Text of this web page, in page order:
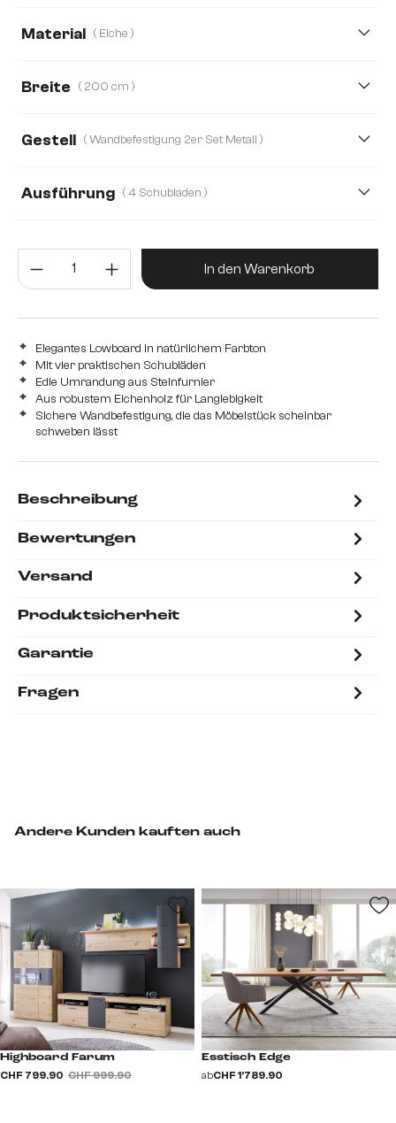
Material ( Eiche )
Breite ( 200 cm )
Gestell ( Wandbefestigung 2er Set Metall )
Ausführung ( 4 Schubladen )
Produkt Anzahl: Gib den
In den Warenkorb
Elegantes Lowboard in natürlichem Farbton
Mit vier praktischen Schubläden
Edle Umrandung aus Steinfurnier
Aus robustem Eichenholz für Langlebigkeit
Sichere Wandbefestigung, die das Möbelstück scheinbar
schweben lässt
Beschreibung
Bewertungen
Versand
Produktsicherheit
Garantie
Fragen
Andere Kunden kauften auch
Highboard Farum
CHF 799.90 CHF 999.90
Esstisch Edge
abCHF 1’789.90